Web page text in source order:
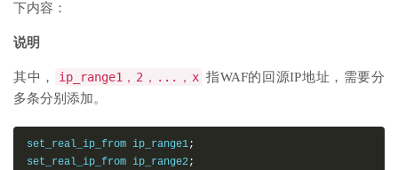
下内容：
说明
其中， ip_range1，2，...，x 指WAF的回源IP地址，需要分
多条分别添加。
set_real_ip_from ip_range1;
set_real_ip_from ip_range2;